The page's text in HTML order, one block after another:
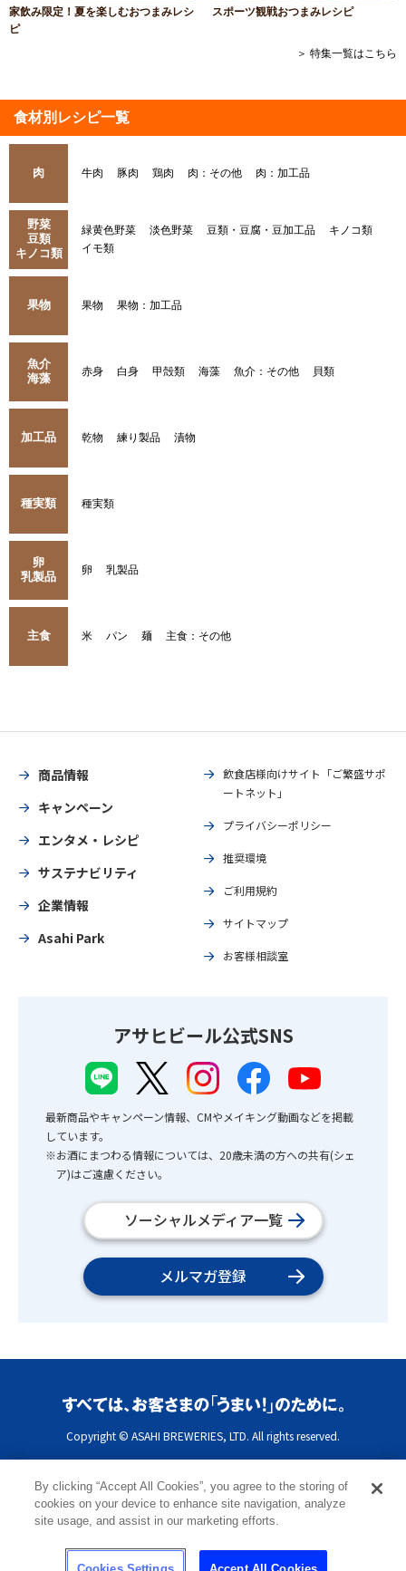
家飲み限定！夏を楽しむおつまみレシ
ピ
スポーツ観戦おつまみレシピ
＞ 特集一覧はこちら
食材別レシピ一覧
肉 牛肉 豚肉 鶏肉 肉：その他 肉：加工品
野菜
豆類
キノコ類
緑黄色野菜 淡色野菜 豆類・豆腐・豆加工品
キノコ類
イモ類
果物 果物 果物：加工品
魚介
海藻
赤身 白身 甲殻類 海藻 魚介：その他 貝類
加工品 乾物 練り製品 漬物
種実類 種実類
卵
乳製品
卵 乳製品
主食 米 パン 麺 主食：その他
商品情報
キャンペーン
エンタメ・レシピ
サステナビリティ
企業情報
Asahi Park
飲食店様向けサイト「ご繁盛サポ
ートネット」
プライバシーポリシー
推奨環境
ご利用規約
サイトマップ
お客様相談室
アサヒビール公式SNS
最新商品やキャンペーン情報、CMやメイキング動画などを掲載
しています。
※お酒にまつわる情報については、20歳未満の方への共有(シェ
ア)はご遠慮ください。
ソーシャルメディア一覧
メルマガ登録
Copyright © ASAHI BREWERIES, LTD. All rights reserved.
By clicking “Accept All Cookies”, you agree to the storing of
cookies on your device to enhance site navigation, analyze
site usage, and assist in our marketing efforts.